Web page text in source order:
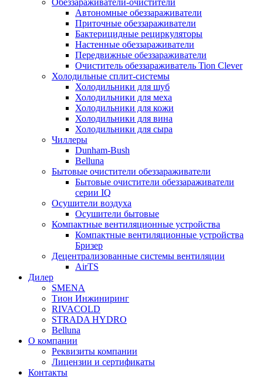
Обеззараживатели-очистители
Автономные обеззараживатели
Приточные обеззараживатели
Бактерицидные рециркуляторы
Настенные обеззараживатели
Передвижные обеззараживатели
Очиститель обеззараживатель Tion Clever
Холодильные сплит-системы
Холодильники для шуб
Холодильники для меха
Холодильники для кожи
Холодильники для вина
Холодильники для сыра
Чиллеры
Dunham-Bush
Belluna
Бытовые очистители обеззараживатели
Бытовые очистители обеззараживатели
серии IQ
Осушители воздуха
Осушители бытовые
Компактные вентиляционные устройства
Компактные вентиляционные устройства
Бризер
Децентрализованные системы вентиляции
AirTS
Дилер
SMENA
Тион Инжиниринг
RIVACOLD
STRADA HYDRO
Belluna
О компании
Реквизиты компании
Лицензии и сертификаты
Контакты